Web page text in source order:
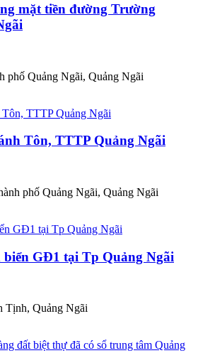
mặt tiền đường Trường
phố Quảng Ngãi, Quảng Ngãi
Tôn, TTTP Quảng Ngãi
phố Quảng Ngãi, Quảng Ngãi
biển GĐ1 tại Tp Quảng Ngãi
Tịnh, Quảng Ngãi